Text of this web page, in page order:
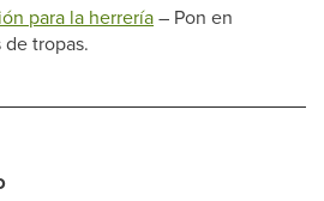
para la herrería– Pon en
tropas.